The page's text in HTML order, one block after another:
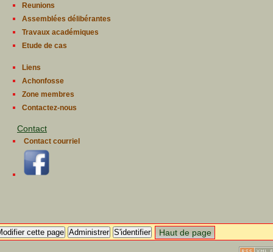
Reunions
Assemblées délibérantes
Travaux académiques
Etude de cas
Liens
Achonfosse
Zone membres
Contactez-nous
Contact
Contact courriel
cette page Administrer S'identifier Haut de page